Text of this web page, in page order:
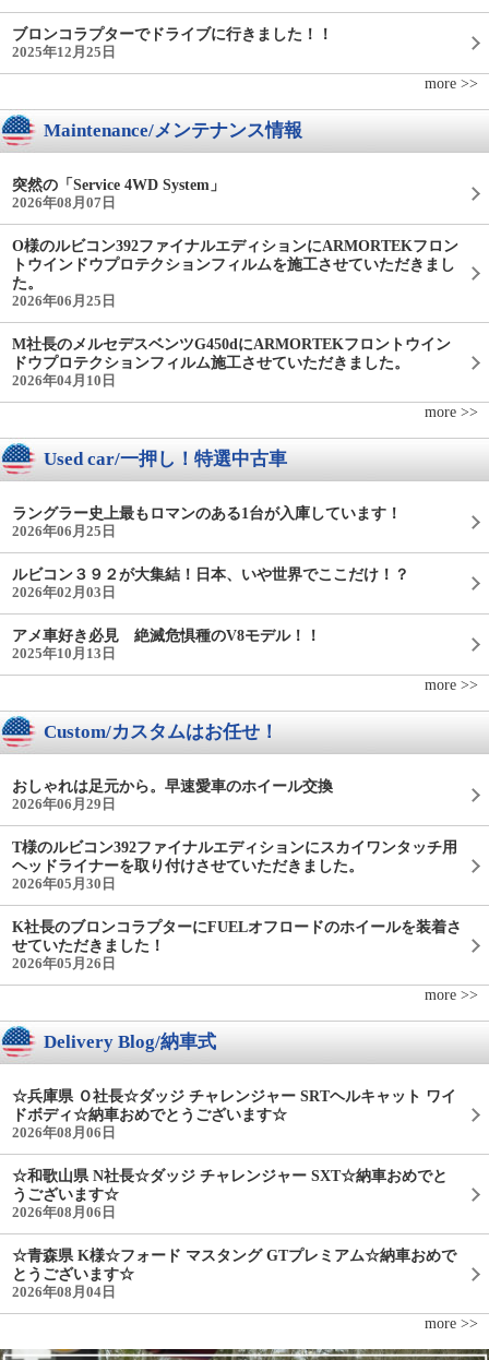
ブロンコラプターでドライブに行きました！！
2025年12月25日
more >>
Maintenance/メンテナンス情報
突然の「Service 4WD System」
2026年08月07日
O様のルビコン392ファイナルエディションにARMORTEKフロン
トウインドウプロテクションフィルムを施工させていただきまし
た。
2026年06月25日
M社長のメルセデスベンツG450dにARMORTEKフロントウイン
ドウプロテクションフィルム施工させていただきました。
2026年04月10日
more >>
Used car/一押し！特選中古車
ラングラー史上最もロマンのある1台が入庫しています！
2026年06月25日
ルビコン３９２が大集結！日本、いや世界でここだけ！？
2026年02月03日
アメ車好き必見 絶滅危惧種のV8モデル！！
2025年10月13日
more >>
Custom/カスタムはお任せ！
おしゃれは足元から。早速愛車のホイール交換
2026年06月29日
T様のルビコン392ファイナルエディションにスカイワンタッチ用
ヘッドライナーを取り付けさせていただきました。
2026年05月30日
K社長のブロンコラプターにFUELオフロードのホイールを装着さ
せていただきました！
2026年05月26日
more >>
Delivery Blog/納車式
☆兵庫県 Ｏ社長☆ダッジ チャレンジャー SRTヘルキャット ワイ
ドボディ☆納車おめでとうございます☆
2026年08月06日
☆和歌山県 N社長☆ダッジ チャレンジャー SXT☆納車おめでと
うございます☆
2026年08月06日
☆青森県 K様☆フォード マスタング GTプレミアム☆納車おめで
とうございます☆
2026年08月04日
more >>